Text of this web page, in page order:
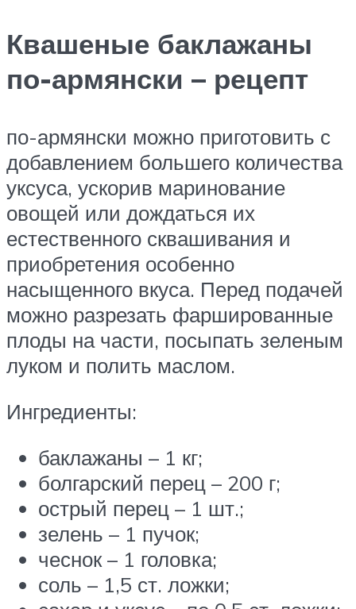
Квашеные баклажаны
по-армянски – рецепт
по-армянски можно приготовить с
добавлением большего количества
уксуса, ускорив маринование
овощей или дождаться их
естественного сквашивания и
приобретения особенно
насыщенного вкуса. Перед подачей
можно разрезать фаршированные
плоды на части, посыпать зеленым
луком и полить маслом.
Ингредиенты:
баклажаны – 1 кг;
болгарский перец – 200 г;
острый перец – 1 шт.;
зелень – 1 пучок;
чеснок – 1 головка;
соль – 1,5 ст. ложки;